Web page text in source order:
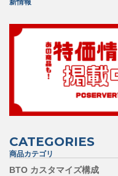
新情報
CATEGORIES
商品カテゴリ
BTO カスタマイズ構成